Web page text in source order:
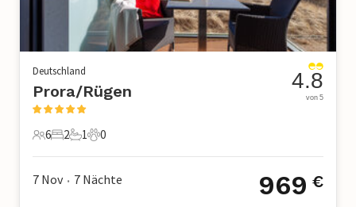
Deutschland
Prora/Rügen
6 Gäste
6
2 Schlafzimmer
2
1 Badezimmer
1
0 Haustiere
0
4.8
von 5
7 Nov • 7 Nächte 969 €